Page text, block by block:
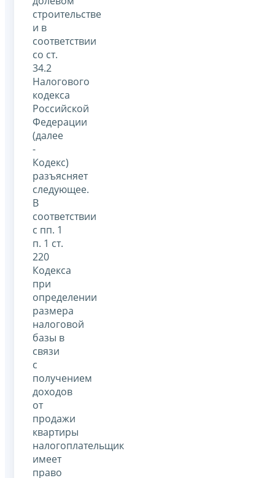
строительстве
и в
соответствии
со ст.
34.2
Налогового
кодекса
Российской
Федерации
(далее
-
Кодекс)
разъясняет
следующее.
В
соответствии
с пп. 1
п. 1 ст.
220
Кодекса
при
определении
размера
налоговой
базы в
связи
с
получением
доходов
от
продажи
квартиры
налогоплательщик
имеет
право